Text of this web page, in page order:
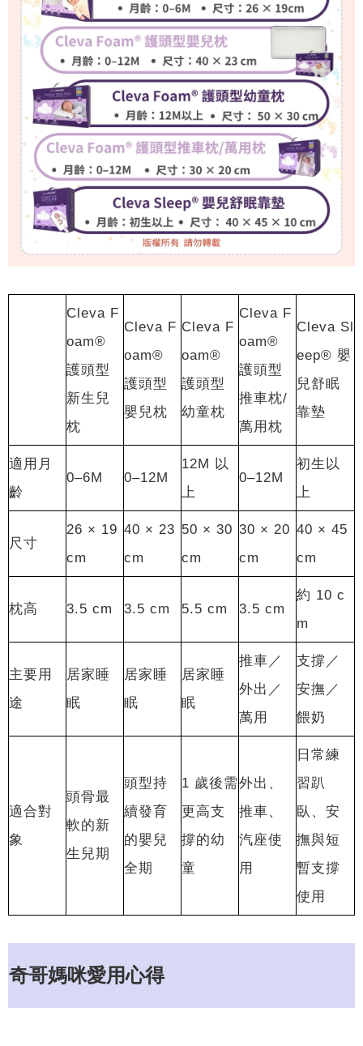
Cleva F
oam®
護頭型
新生兒
枕
Cleva F
oam®
護頭型
嬰兒枕
Cleva F
oam®
護頭型
幼童枕
Cleva F
oam®
護頭型
推車枕/
萬用枕
Cleva Sl
eep® 嬰
兒舒眠
靠墊
適用月
齡
0–6M 0–12M
12M 以
上
0–12M
初生以
上
尺寸
26 × 19
cm
40 × 23
cm
50 × 30
cm
30 × 20
cm
40 × 45
cm
枕高 3.5 cm 3.5 cm 5.5 cm 3.5 cm
約 10 c
m
主要用
途
居家睡
眠
居家睡
眠
居家睡
眠
推車／
外出／
萬用
支撐／
安撫／
餵奶
適合對
象
頭骨最
軟的新
生兒期
頭型持
續發育
的嬰兒
全期
1 歲後需
更高支
撐的幼
童
外出、
推車、
汽座使
用
日常練
習趴
臥、安
撫與短
暫支撐
使用
奇哥媽咪愛用心得